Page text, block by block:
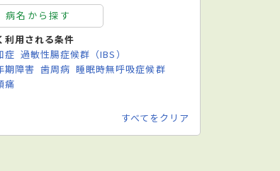
病名から探す
利用される条件
症 過敏性腸症候群（IBS）
期障害 歯周病 睡眠時無呼吸症候群
痛
すべてをクリア